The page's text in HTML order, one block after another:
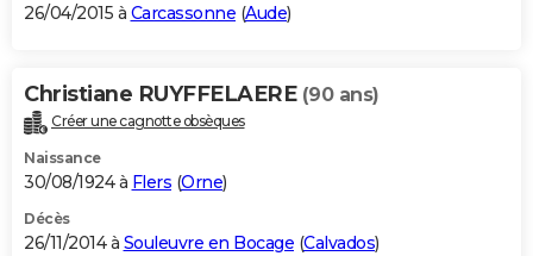
26/04/2015 à Carcassonne (Aude)
Christiane RUYFFELAERE (90 ans)
Créer une cagnotte obsèques
Naissance
30/08/1924 à Flers (Orne)
Décès
26/11/2014 à Souleuvre en Bocage (Calvados)